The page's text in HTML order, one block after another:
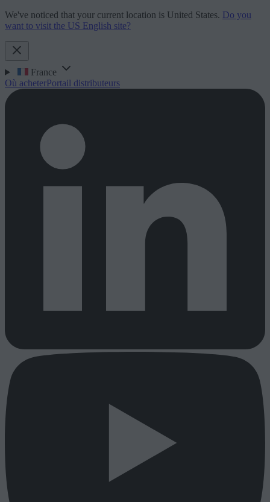
We've noticed that your current location is United States. Do you
want to visit the US English site?
France
Où acheterPortail distributeurs